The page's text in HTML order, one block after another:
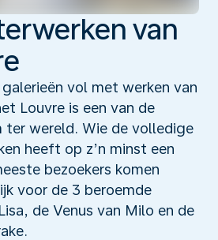
van
vol met werken van
Louvre is een van de
ter wereld. Wie de volledige
heeft op z’n minst een
bezoekers komen
voor de 3 beroemde
de Venus van Milo en de